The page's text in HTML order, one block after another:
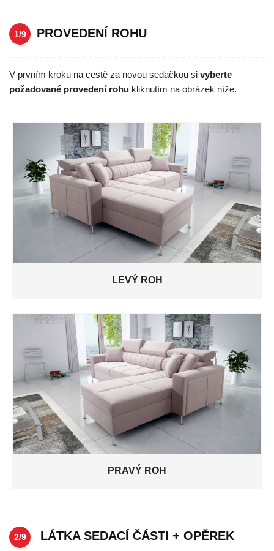
1/9 PROVEDENÍ ROHU
V prvním kroku na cestě za novou sedačkou si vyberte
požadované provedení rohu kliknutím na obrázek níže.
LEVÝ ROH
PRAVÝ ROH
2/9 LÁTKA SEDACÍ ČÁSTI + OPĚREK